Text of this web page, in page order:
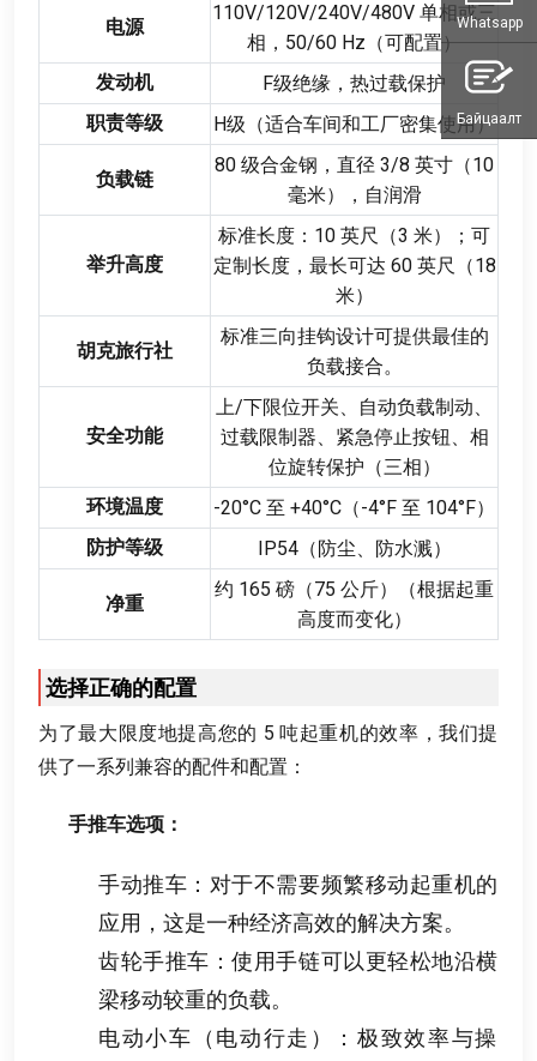
电源
110V/120V/240V/480V 单相或三
相 ，50/60 Hz（可配置）
发动机
F级绝缘 ， 热过载保护
职责等级
H级（适合车间和工厂密集使用）
负载链
80 级合金钢 ， 直径 3/8 英寸（10
毫米）
， 自润滑
举升高度
标准长度 ：10 英尺（3 米） ； 可
定制长度， 最长可达 60 英尺（18
米）
胡克旅行社
标准三向挂钩设计可提供最佳的
负载接合。
安全功能
上/下限位开关、 自动负载制动、
过载限制器、 紧急停止按钮 、 相
位旋转保护（三相）
环境温度
-20°C 至 +40°C（-4°F 至 104°F）
防护等级
IP54（防尘、 防水溅）
净重
约 165 磅（75 公斤）（根据起重
高度而变化）
选择正确的配置
为了最大限度地提高您的 5吨起重机的效率 ，我们提
供了一系列兼容的配件和配置 ：
手推车选项 ：
手动推车 ： 对于不需要频繁移动起重机的
应用 ， 这是一种经济高效的解决方案。
齿轮手推车 ：使用手链可以更轻松地沿横
梁移动较重的负载。
电动小车（电动行走）
：极致效率与操
Whatsapp
Байцаалт